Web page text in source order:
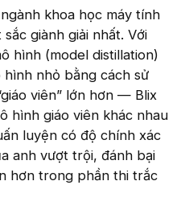
khoa học máy tính
giành giải nhất. Với
hình (model distillation)
nhỏ bằng cách sử
viên” lớn hơn — Blix
hình giáo viên khác nhau
luyện có độ chính xác
anh vượt trội, đánh bại
hơn trong phần thi trắc